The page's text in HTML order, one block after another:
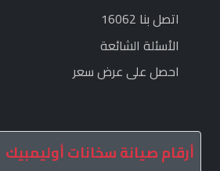
اتصل بنا 16062
الأسئلة الشائعة
احصل على عرض سعر
أرقام صيانة سخانات أوليمبيك